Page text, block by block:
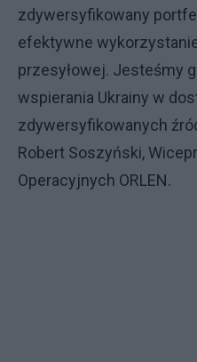
zdywersyfikowany
efektywne
przesyłowej. Jesteśmy
wspierania Ukrainy w
zdywersyfikowanych
Robert Soszyński,
Operacyjnych ORLEN.